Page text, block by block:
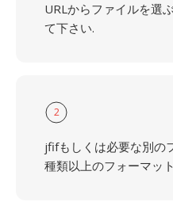
URLからファイルを選
て下さい.
2
jfifもしくは必要な別の
種類以上のフォーマッ